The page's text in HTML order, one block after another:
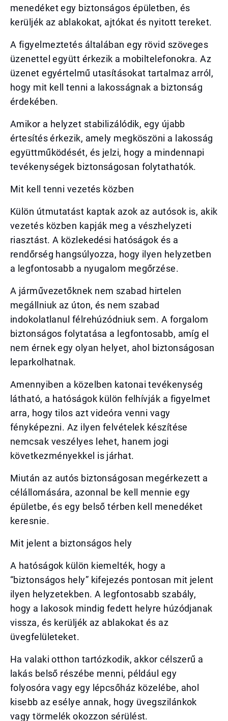
menedéket egy biztonságos épületben, és
kerüljék az ablakokat, ajtókat és nyitott tereket.
A figyelmeztetés általában egy rövid szöveges
üzenettel együtt érkezik a mobiltelefonokra. Az
üzenet egyértelmű utasításokat tartalmaz arról,
hogy mit kell tenni a lakosságnak a biztonság
érdekében.
Amikor a helyzet stabilizálódik, egy újabb
értesítés érkezik, amely megköszöni a lakosság
együttműködését, és jelzi, hogy a mindennapi
tevékenységek biztonságosan folytathatók.
Mit kell tenni vezetés közben
Külön útmutatást kaptak azok az autósok is, akik
vezetés közben kapják meg a vészhelyzeti
riasztást. A közlekedési hatóságok és a
rendőrség hangsúlyozza, hogy ilyen helyzetben
a legfontosabb a nyugalom megőrzése.
A járművezetőknek nem szabad hirtelen
megállniuk az úton, és nem szabad
indokolatlanul félrehúzódniuk sem. A forgalom
biztonságos folytatása a legfontosabb, amíg el
nem érnek egy olyan helyet, ahol biztonságosan
leparkolhatnak.
Amennyiben a közelben katonai tevékenység
látható, a hatóságok külön felhívják a figyelmet
arra, hogy tilos azt videóra venni vagy
fényképezni. Az ilyen felvételek készítése
nemcsak veszélyes lehet, hanem jogi
következményekkel is járhat.
Miután az autós biztonságosan megérkezett a
célállomására, azonnal be kell mennie egy
épületbe, és egy belső térben kell menedéket
keresnie.
Mit jelent a biztonságos hely
A hatóságok külön kiemelték, hogy a
“biztonságos hely” kifejezés pontosan mit jelent
ilyen helyzetekben. A legfontosabb szabály,
hogy a lakosok mindig fedett helyre húzódjanak
vissza, és kerüljék az ablakokat és az
üvegfelületeket.
Ha valaki otthon tartózkodik, akkor célszerű a
lakás belső részébe menni, például egy
folyosóra vagy egy lépcsőház közelébe, ahol
kisebb az esélye annak, hogy üvegszilánkok
vagy törmelék okozzon sérülést.